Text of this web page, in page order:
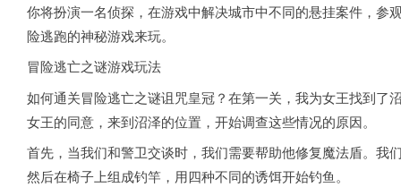
你将扮演一名侦探，在游戏中解决城市中不同的悬挂案件，参
险逃跑的神秘游戏来玩。
冒险逃亡之谜游戏玩法
如何通关冒险逃亡之谜诅咒皇冠？在第一关，我为女王找到了
女王的同意，来到沼泽的位置，开始调查这些情况的原因。
首先，当我们和警卫交谈时，我们需要帮助他修复魔法盾。我
然后在椅子上组成钓竿，用四种不同的诱饵开始钓鱼。